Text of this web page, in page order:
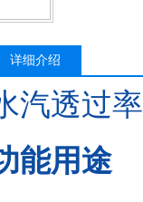
详细介绍
汽透过
能用途